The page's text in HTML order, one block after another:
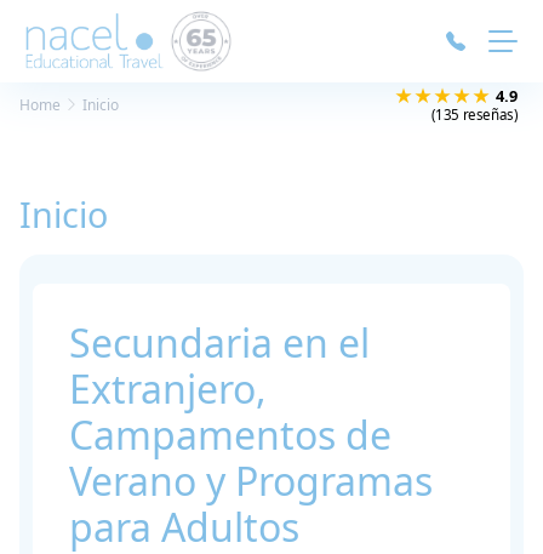
★★★★★ 4.9
(135 reseñas)
Home Inicio
Inicio
Secundaria en el
Extranjero,
Campamentos de
Verano y Programas
para Adultos
Panel de gestión de cookies